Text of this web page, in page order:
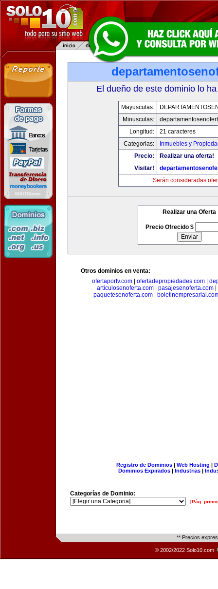
El dueño de este dominio lo
Mayusculas:
Minusculas:
Longitud:
21 caracteres
Categorias:
Inmuebles y
Precio:
Realizar una oferta!
Visitar!
Serán consideradas
Realizar una Oferta
Precio Ofrecido $
Otros dominios en venta:
ofertaportv.com
ofertadepropiedades.com
articulosenoferta.com
pasajesenoferta.com
paquetesenoferta.com|
Registro de Dominios| Web Hosting |
Dominios Expirados | Industrias |
Categorías de Dominio:
[Pág.
** Precios
© 2002/2022 Solo10.com